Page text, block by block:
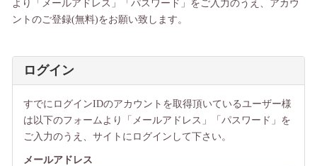
より「メールアドレス」「パスワード」をご入力のうえ、アカウ
ントのご登録(無料)をお願い致します。
ログイン
すでにログインIDのアカウントを取得頂いているユーザー様
は以下のフォームより「メールアドレス」「パスワード」を
ご入力のうえ、サイトにログインして下さい。
メールアドレス